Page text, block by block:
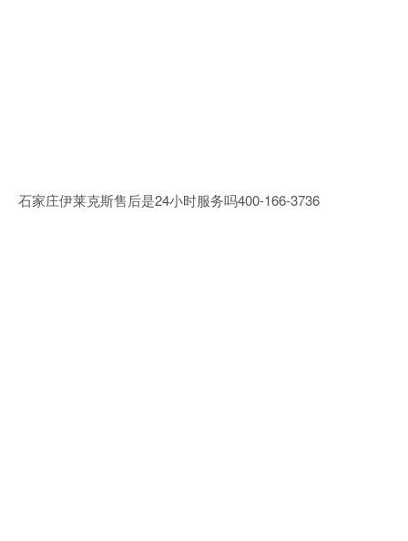
石家庄伊莱克斯售后是24小时服务吗400-166-3736